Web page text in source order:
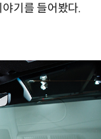
기를 들어봤다.